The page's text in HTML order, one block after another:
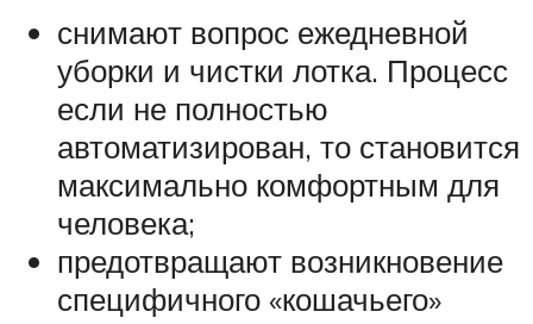
снимают вопрос ежедневной
уборки и чистки лотка. Процесс
если не полностью
автоматизирован, то становится
максимально комфортным для
человека;
предотвращают возникновение
специфичного «кошачьего»